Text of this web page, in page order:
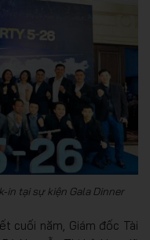
in tại sự kiện Gala Dinner
cuối năm, Giám đốc Tài